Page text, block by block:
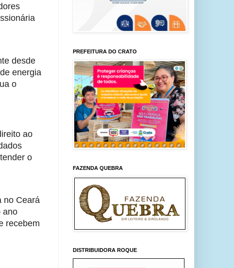
desde
energia
o
ao
o
no Ceará
ano
recebem
PREFEITURA DO CRATO
FAZENDA QUEBRA
DISTRIBUIDORA ROQUE